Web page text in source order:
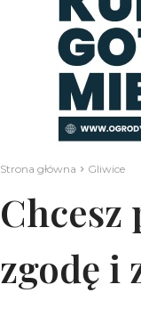
Strona główna Gliwice
Chcesz
zgodę i